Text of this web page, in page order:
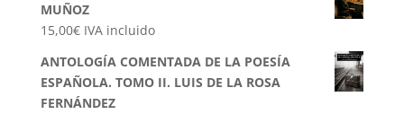
MUÑOZ
15,00€ IVA incluido
ANTOLOGÍA COMENTADA DE LA POESÍA
ESPAÑOLA. TOMO II. LUIS DE LA ROSA
FERNÁNDEZ